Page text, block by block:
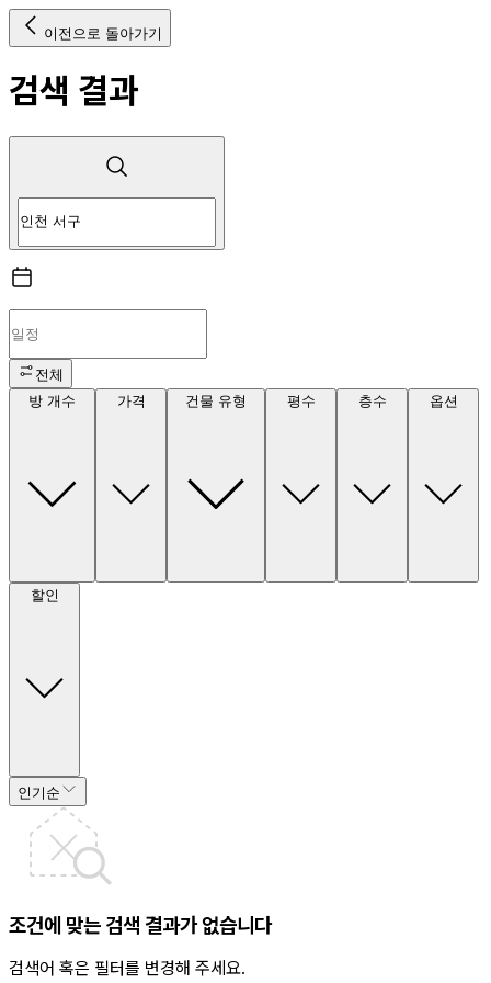
이전으로 돌아가기
검색 결과
전체
방 개수
가격 건물 유형 평수 층수 옵션
할인
인기순
조건에 맞는 검색 결과가 없습니다
검색어 혹은 필터를 변경해 주세요.